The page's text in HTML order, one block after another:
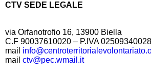
CTV SEDE LEGALE
via Orfanotrofio 16, 13900 Biella
C.F 90037610020 – P.IVA 02509340028
mail
mail ctv@pec.wmail.it